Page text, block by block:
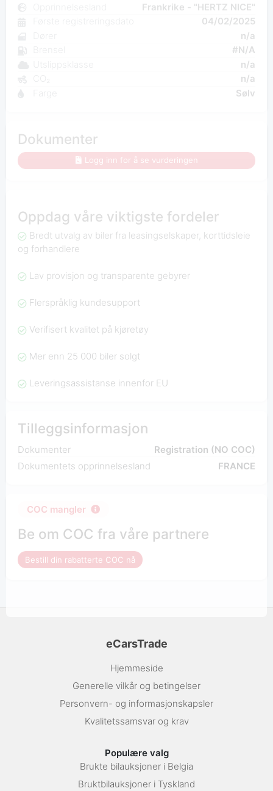
Frankrike - "HERTZ NICE"
04/02/2025
n/a
#N/A
n/a
n/a
Sølv
Dokumenter
Logg inn for å se vurderingen
Oppdag våre viktigste fordeler
Bredt utvalg av biler fra leasingselskaper, korttidsleie
og forhandlere
Lav provisjon og transparente gebyrer
Flerspråklig kundesupport
Verifisert kvalitet på kjøretøy
Mer enn 25 000 biler solgt
Leveringsassistanse innenfor EU
Tilleggsinformasjon
Dokumenter
Registration (NO COC)
Dokumentets opprinnelsesland
FRANCE
COC mangler
Be om COC fra våre partnere
Bestill din rabatterte COC nå
eCarsTrade
Hjemmeside
Generelle vilkår og betingelser
Personvern- og informasjonskapsler
Kvalitetssamsvar og krav
Populære valg
Brukte bilauksjoner i Belgia
Bruktbilauksjoner i Tyskland